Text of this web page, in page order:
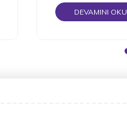
DEVAMINI OKU